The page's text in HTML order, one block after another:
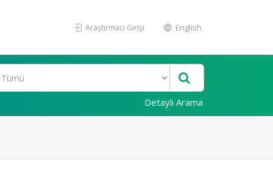
Araştırmacı Girişi English
Detaylı Arama